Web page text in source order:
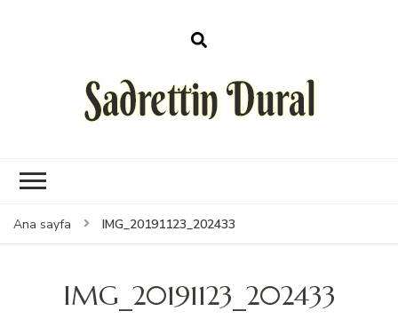
Ana sayfa IMG_20191123_202433
IMG_20191123_202433